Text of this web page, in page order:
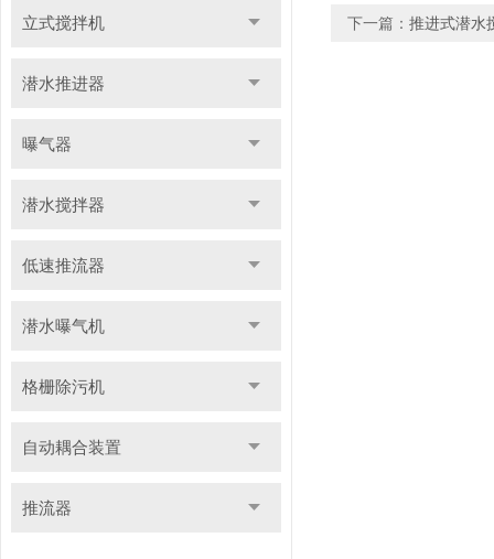
立式搅拌机
潜水推进器
曝气器
潜水搅拌器
低速推流器
潜水曝气机
格栅除污机
自动耦合装置
推流器
下一篇： 推进式潜水